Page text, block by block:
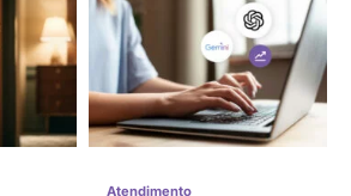
Atendimento